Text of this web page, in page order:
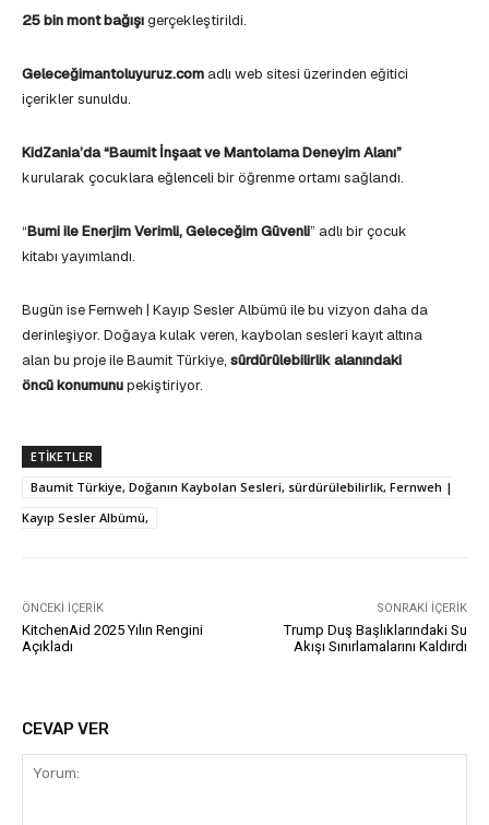
25 bin mont bağışı gerçekleştirildi.
Geleceğimantoluyuruz.com adlı web sitesi üzerinden eğitici
içerikler sunuldu.
KidZania’da “Baumit İnşaat ve Mantolama Deneyim Alanı”
kurularak çocuklara eğlenceli bir öğrenme ortamı sağlandı.
“Bumi ile Enerjim Verimli, Geleceğim Güvenli” adlı bir çocuk
kitabı yayımlandı.
Bugün ise Fernweh | Kayıp Sesler Albümü ile bu vizyon daha da
derinleşiyor. Doğaya kulak veren, kaybolan sesleri kayıt altına
alan bu proje ile Baumit Türkiye, sürdürülebilirlik alanındaki
öncü konumunupekiştiriyor.
ETIKETLER
Baumit Türkiye, Doğanın Kaybolan Sesleri, sürdürülebilirlik, Fernweh |
Kayıp Sesler Albümü,
ÖNCEKI İÇERIK
KitchenAid 2025 Yılın Rengini
Açıkladı
SONRAKI İÇERIK
Trump Duş Başlıklarındaki Su
Akışı Sınırlamalarını Kaldırdı
CEVAP VER